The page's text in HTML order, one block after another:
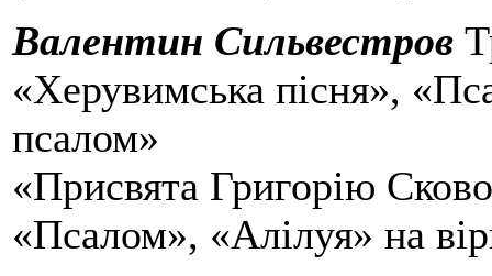
Валентин Сильвестров
«Херувимська пісня»,
псалом»
«Присвята Григорію
«Псалом», «Алілуя» на